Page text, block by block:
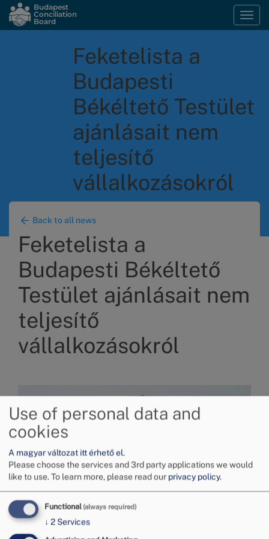
Skip
main
Budapest
Conciliation
Board
Feketelista a
Budapesti
Békéltető Testület
ajánlásait nem
teljesítő
vállalkozásokról
Back to all news
Feketelista a
Budapesti Békéltető
Testület ajánlásait nem
teljesítő
vállalkozásokról
Use of personal data and
cookies
A magyar változat itt érhető el.
Please choose the services and 3rd party applications we would
like to use.To learn more, please read our privacy policy.
Functional(always required)
↓ 2 Services